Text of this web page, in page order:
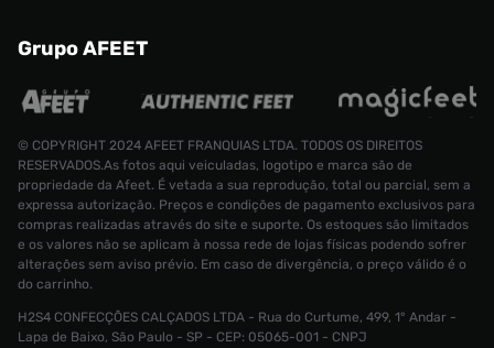
Tênis Nike Lebron XXIII Masculino
Tamanho:
40
R$ 1599,99
ADICIONAR AO CARRINHO
Grupo AFEET
© COPYRIGHT 2024 AFEET FRANQUIAS LTDA. TODOS OS DIREITOS
RESERVADOS.As fotos aqui veiculadas, logotipo e marca são de
propriedade da Afeet. É vetada a sua reprodução, total ou parcial, sem a
expressa autorização. Preços e condições de pagamento exclusivos para
compras realizadas através do site e suporte. Os estoques são limitados
e os valores não se aplicam à nossa rede de lojas físicas podendo sofrer
alterações sem aviso prévio. Em caso de divergência, o preço válido é o
do carrinho.
H2S4 CONFECÇÕES CALÇADOS LTDA - Rua do Curtume, 499, 1° Andar -
Lapa de Baixo, São Paulo - SP - CEP: 05065-001 - CNPJ